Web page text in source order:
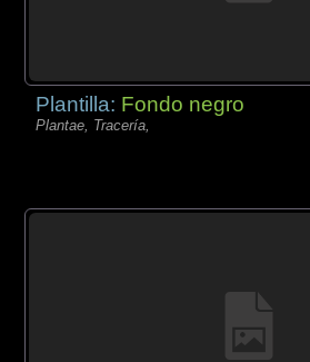
Plantilla: Fondo negro
Plantae, Tracería,